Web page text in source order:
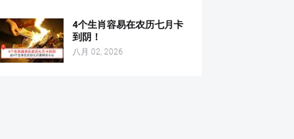
4个生肖容易在农历七月卡
到阴！
八月 02, 2026